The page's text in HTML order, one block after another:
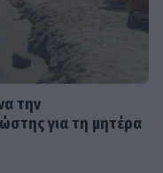
την
για τη μητέρα